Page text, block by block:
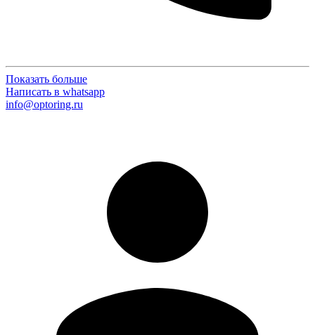
Показать больше
Написать в whatsapp
info@optoring.ru